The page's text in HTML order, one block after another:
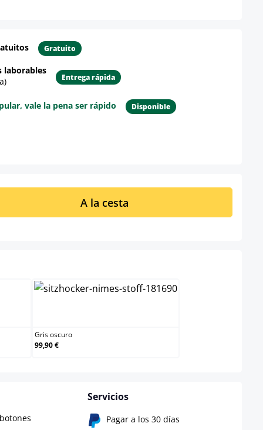
Gratuito
laborables
Entrega rápida
vale la pena ser rápido Disponible
el producto
introduce la cantidad deseada o
A la cesta
Gris oscuro
99,90 €
Servicios
Pagar a los 30 días